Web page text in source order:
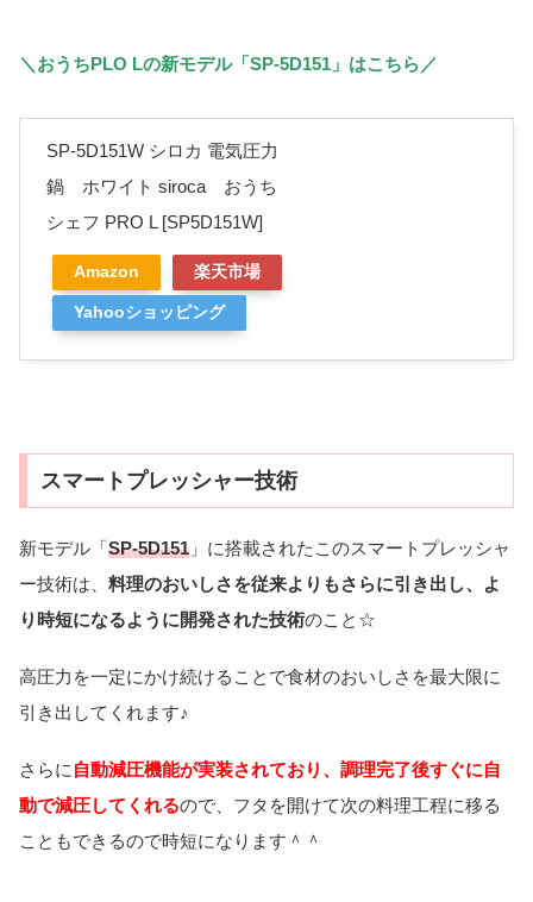
＼おうちPLO Lの新モデル「SP-5D151」はこちら／
SP-5D151W シロカ 電気圧力
鍋 ホワイト siroca おうち
シェフ PRO L [SP5D151W]
Amazon 楽天市場
Yahooショッピング
スマートプレッシャー技術
新モデル「SP-5D151 」に搭載されたこのスマートプレッシャ
ー技術は、 料理のおいしさを従来よりもさらに引き出し、よ
り時短になるように開発された技術のこと☆
高圧力を一定にかけ続けることで食材のおいしさを最大限に
引き出してくれます♪
さらに 自動減圧機能が実装されており、調理完了後すぐに自
動で減圧してくれるので、フタを開けて次の料理工程に移る
こともできるので時短になります＾＾